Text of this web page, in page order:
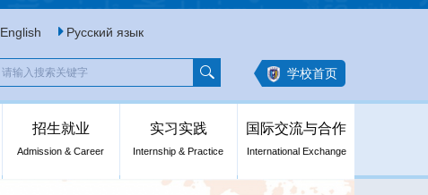
English Русский язык
学校首页
招生就业
Admission & Career
实习实践
Internship & Practice
国际交流与合作
International Exchange